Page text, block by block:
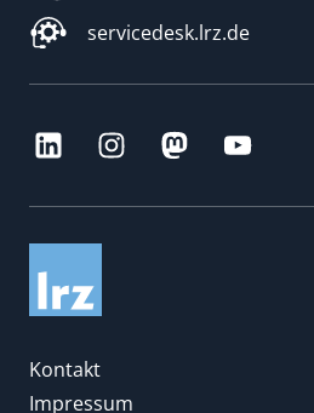
servicedesk.lrz.de
Kontakt
Impressum